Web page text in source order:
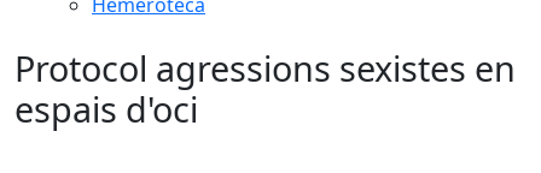
Protocol agressions sexistes en
espais d'oci